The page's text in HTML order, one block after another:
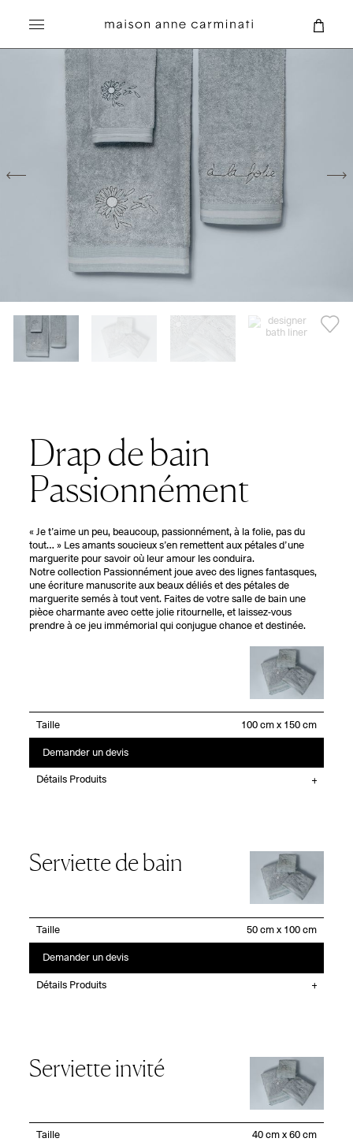
Drap de bain
Passionnément
« Je t’aime un peu, beaucoup, passionnément, à la folie, pas du
tout… » Les amants soucieux s’en remettent aux pétales d’une
marguerite pour savoir où leur amour les conduira.
Notre collection Passionnément joue avec des lignes fantasques,
une écriture manuscrite aux beaux déliés et des pétales de
marguerite semés à tout vent. Faites de votre salle de bain une
pièce charmante avec cette jolie ritournelle, et laissez-vous
prendre à ce jeu immémorial qui conjugue chance et destinée.
Taille
Demander un devis
Détails Produits
Serviette de bain
Taille
Demander un devis
Détails Produits
Serviette invité
Taille
Recherche